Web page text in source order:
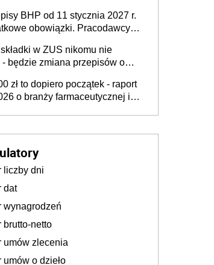
Powstanie Fundusz
w Zatrudnianiu?
BHP od 11 stycznia 2027 r.
obowiązki. Pracodawcy
w ZUS nikomu nie
- będzie zmiana przepisów o
społecznym
zł to dopiero początek - raport
o branży farmaceutycznej i
liczby dni
dat
wynagrodzeń
brutto-netto
umów zlecenia
umów o dzieło